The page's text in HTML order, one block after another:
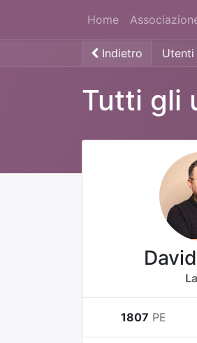
Home
Indietro Utenti
Tutti gli
1807 PE